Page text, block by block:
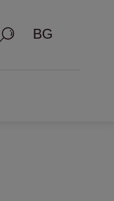
Търсене